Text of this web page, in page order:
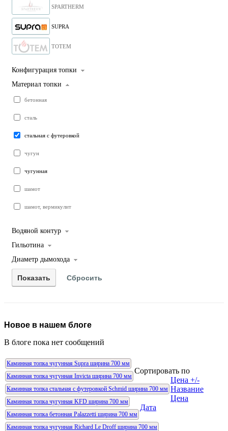
SPARTHERM
SUPRA
TOTEM
Конфигурация топки
Материал топки
бетонная
сталь
стальная с футеровкой
чугун
чугунная
шамот
шамот, вермикулит
Водяной контур
Гильотина
Диаметр дымохода
Новое в нашем блоге
В блоге пока нет сообщений
Каминная топка чугунная Supra ширина 700 мм
Каминная топка чугунная Invicta ширина 700 мм
Каминная топка стальная с футеровкой Schmid ширина 700 мм
Каминная топка чугунная KFD ширина 700 мм
Каминная топка бетонная Palazzetti ширина 700 мм
Каминная топка чугунная Richard Le Droff ширина 700 мм
Сортировать по
Цена +/-
Название
Цена
Дата